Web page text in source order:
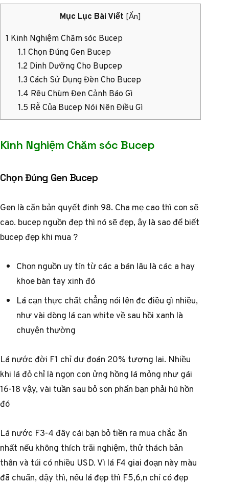
Mục Lục Bài Viết [Ẩn]
1 Kinh Nghiệm Chăm sóc Bucep
1.1 Chọn Đúng Gen Bucep
1.2 Dinh Dưỡng Cho Bupcep
1.3 Cách Sử Dụng Đèn Cho Bucep
1.4 Rêu Chùm Đen Cảnh Báo Gì
1.5 Rễ Của Bucep Nói Nên Điều Gì
Kinh Nghiệm Chăm sóc Bucep
Chọn Đúng Gen Bucep
Gen là căn bản quyết đinh 98. Cha mẹ cao thì con sẽ
cao. bucep nguồn đẹp thì nó sẽ đẹp, ậy là sao để biết
bucep đẹp khi mua ?
Chọn nguồn uy tín từ các a bán lâu là các a hay
khoe bàn tay xinh đó
Lá cạn thực chất chẳng nói lên đc điều gì nhiều,
như vài dòng lá cạn white về sau hồi xanh là
chuyện thường
Lá nước đời F1 chỉ dự đoán 20% tương lai. Nhiều
khi lá đỏ chỉ là ngọn con ửng hồng lá mỏng như gái
16-18 vậy, vài tuần sau bỏ son phấn bạn phải hú hồn
đó
Lá nước F3-4 đây cái bạn bỏ tiền ra mua chắc ăn
nhất nếu không thích trãi nghiệm, thử thách bản
thân và túi có nhiều USD. Vì lá F4 giai đoạn này màu
đã chuẩn, dậy thì, nếu lá đẹp thì F5,6,n chỉ có đẹp